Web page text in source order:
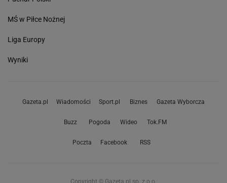
MŚ w Piłce Nożnej
Liga Europy
Wyniki
Gazeta.pl Wiadomości Sport.pl Biznes Gazeta Wyborcza
Buzz Pogoda Wideo Tok.FM
Poczta Facebook RSS
Copyright © Gazeta.pl sp. z o.o.